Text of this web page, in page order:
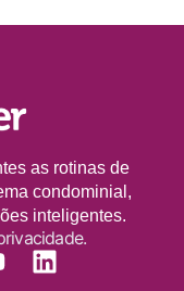
as rotinas de
condominial,
inteligentes.